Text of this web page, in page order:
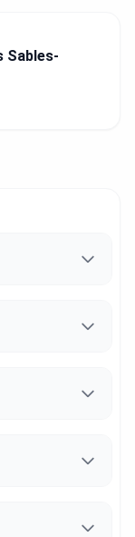
Sables-